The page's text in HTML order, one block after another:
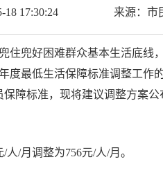
18 17:30:24 来源： 市
住兜好困难群众基本生活底线
度最低生活保障标准调整工
障标准，现将建议调整方案公
/月调整为756元/人/月。